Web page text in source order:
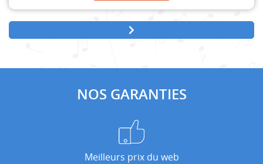
NOS GARANTIES
Meilleurs prix du web